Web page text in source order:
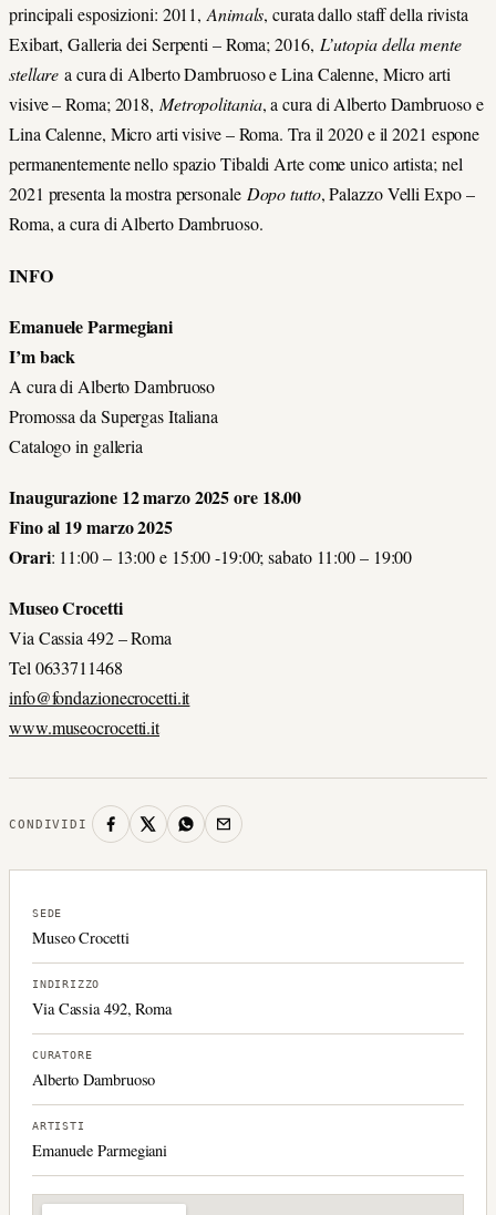
principali esposizioni: 2011,Animals, curata dallo staff della rivista
Exibart, Galleria dei Serpenti – Roma; 2016, L’utopia della mente
stellare a cura di Alberto Dambruoso e Lina Calenne, Micro arti
visive – Roma; 2018,Metropolitania, a cura di Alberto Dambruoso e
Lina Calenne, Micro arti visive – Roma. Tra il 2020 e il 2021 espone
permanentemente nello spazio Tibaldi Arte come unico artista; nel
2021 presenta la mostra personale Dopo tutto, Palazzo Velli Expo –
Roma, a cura di Alberto Dambruoso.
INFO
Emanuele Parmegiani
I’m back
A cura di Alberto Dambruoso
Promossa da Supergas Italiana
Catalogo in galleria
Inaugurazione 12 marzo 2025 ore 18.00
Fino al 19 marzo 2025
Orari: 11:00 – 13:00 e 15:00 -19:00; sabato 11:00 – 19:00
Museo Crocetti
Via Cassia 492 – Roma
Tel 0633711468
info@fondazionecrocetti.it
www.museocrocetti.it
CONDIVIDI
SEDE
Museo Crocetti
INDIRIZZO
Via Cassia 492, Roma
CURATORE
Alberto Dambruoso
ARTISTI
Emanuele Parmegiani